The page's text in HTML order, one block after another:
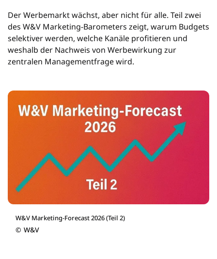
Der Werbemarkt wächst, aber nicht für alle. Teil zwei
des W&V Marketing-Barometers zeigt, warum Budgets
selektiver werden, welche Kanäle profitieren und
weshalb der Nachweis von Werbewirkung zur
zentralen Managementfrage wird.
W&V Marketing-Forecast 2026 (Teil 2)
© W&V